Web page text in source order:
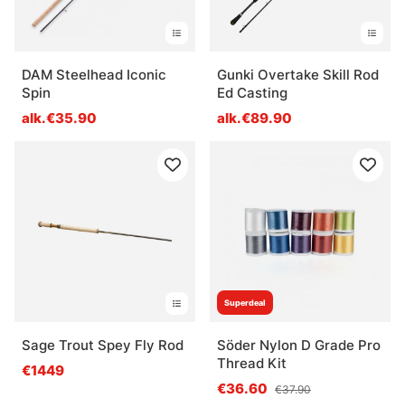
DAM Steelhead Iconic
Spin
alk.€35.90
Gunki Overtake Skill Rod
Ed Casting
alk.€89.90
Sage Trout Spey Fly Rod
€1449
Superdeal
Söder Nylon D Grade Pro
Thread Kit
€36.60 €37.90